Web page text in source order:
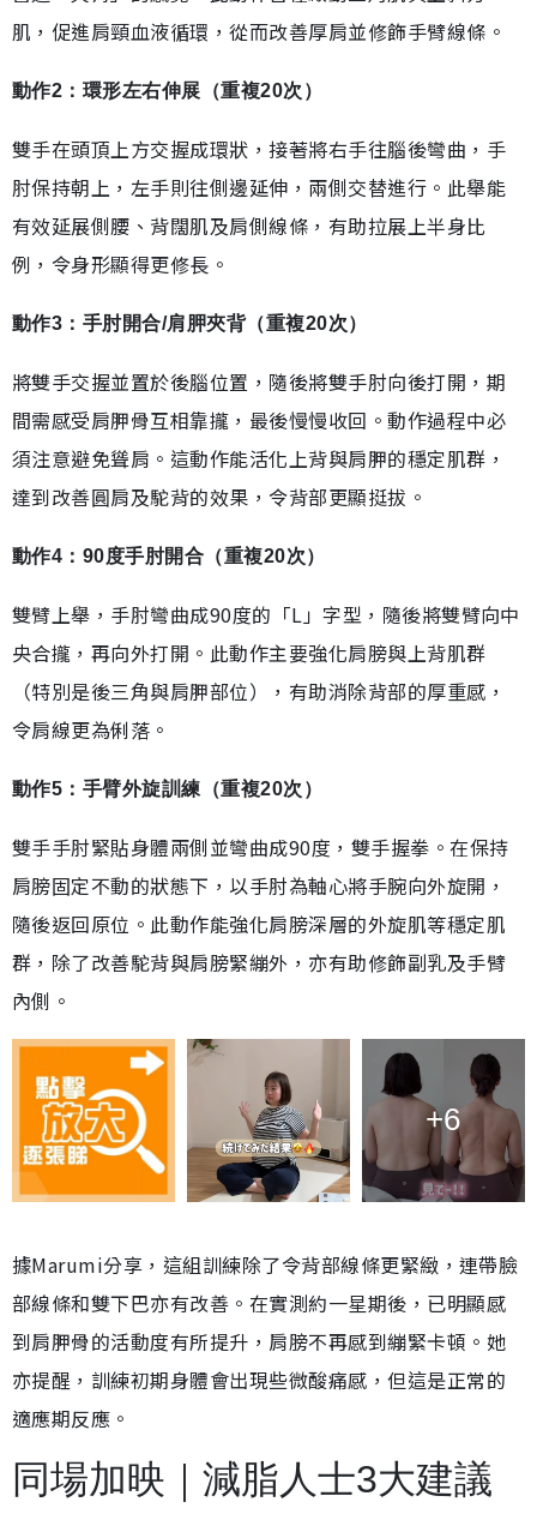
肌，促進肩頸血液循環，從而改善厚肩並修飾手臂線條。
動作2：環形左右伸展（重複20次）
雙手在頭頂上方交握成環狀，接著將右手往腦後彎曲，手
肘保持朝上，左手則往側邊延伸，兩側交替進行。此舉能
有效延展側腰、背闊肌及肩側線條，有助拉展上半身比
例，令身形顯得更修長。
動作3：手肘開合/肩胛夾背（重複20次）
將雙手交握並置於後腦位置，隨後將雙手肘向後打開，期
間需感受肩胛骨互相靠攏，最後慢慢收回。動作過程中必
須注意避免聳肩。這動作能活化上背與肩胛的穩定肌群，
達到改善圓肩及駝背的效果，令背部更顯挺拔。
動作4：90度手肘開合（重複20次）
雙臂上舉，手肘彎曲成90度的「L」字型，隨後將雙臂向中
央合攏，再向外打開。此動作主要強化肩膀與上背肌群
（特別是後三角與肩胛部位），有助消除背部的厚重感，
令肩線更為俐落。
動作5：手臂外旋訓練（重複20次）
雙手手肘緊貼身體兩側並彎曲成90度，雙手握拳。在保持
肩膀固定不動的狀態下，以手肘為軸心將手腕向外旋開，
隨後返回原位。此動作能強化肩膀深層的外旋肌等穩定肌
群，除了改善駝背與肩膀緊繃外，亦有助修飾副乳及手臂
內側。
+6
據Marumi分享，這組訓練除了令背部線條更緊緻，連帶臉
部線條和雙下巴亦有改善。在實測約一星期後，已明顯感
到肩胛骨的活動度有所提升，肩膀不再感到繃緊卡頓。她
亦提醒，訓練初期身體會出現些微酸痛感，但這是正常的
適應期反應。
同場加映｜減脂人士3大建議